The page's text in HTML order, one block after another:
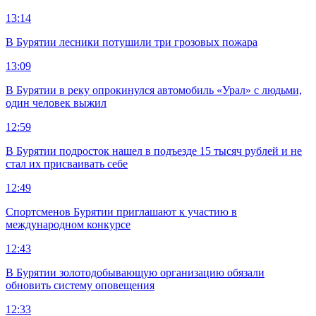
13:14
В Бурятии лесники потушили три грозовых пожара
13:09
В Бурятии в реку опрокинулся автомобиль «Урал» с людьми,
один человек выжил
12:59
В Бурятии подросток нашел в подъезде 15 тысяч рублей и не
стал их присваивать себе
12:49
Спортсменов Бурятии приглашают к участию в
международном конкурсе
12:43
В Бурятии золотодобывающую организацию обязали
обновить систему оповещения
12:33